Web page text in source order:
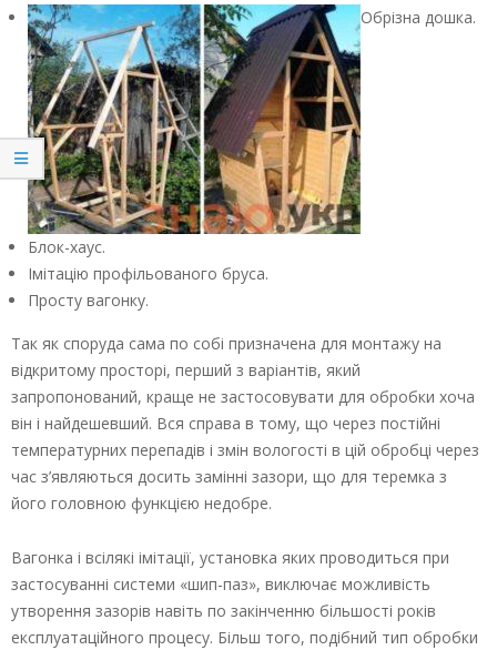
Обрізна дошка.
Блок-хаус.
Імітацію профільованого бруса.
Просту вагонку.
Так як споруда сама по собі призначена для монтажу на
відкритому просторі, перший з варіантів, який
запропонований, краще не застосовувати для обробки хоча
він і найдешевший. Вся справа в тому, що через постійні
температурних перепадів і змін вологості в цій обробці через
час з’являються досить замінні зазори, що для теремка з
його головною функцією недобре.
Вагонка і всілякі імітації, установка яких проводиться при
застосуванні системи «шип-паз», виключає можливість
утворення зазорів навіть по закінченню більшості років
експлуатаційного процесу. Більш того, подібний тип обробки